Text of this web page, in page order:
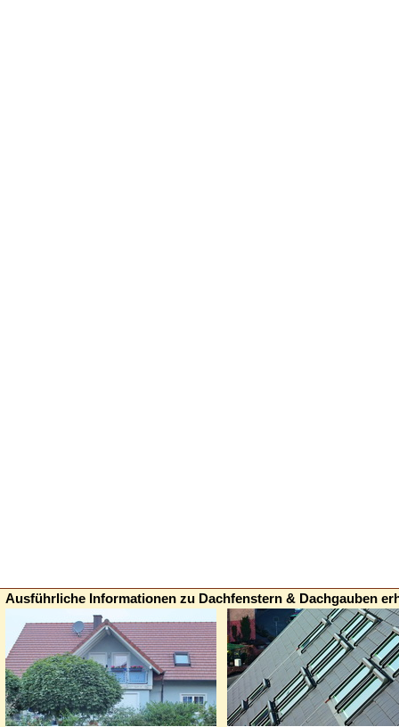
Ausführliche Informationen zu Dachfenstern & Dachgauben